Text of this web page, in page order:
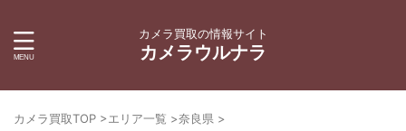
カメラ買取の情報サイト
カメラウルナラ
カメラ買取TOP >エリア一覧 >奈良県 >